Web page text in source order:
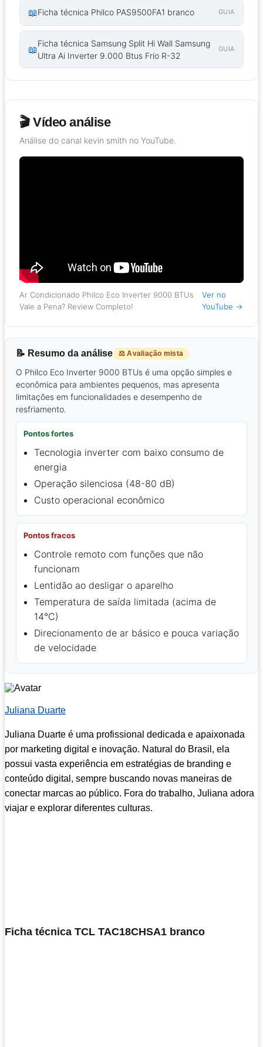
📖Ficha técnica Philco PAS9500FA1 branco GUIA
📖
Ficha técnica Samsung Split Hi Wall Samsung
Ultra Ai Inverter 9.000 Btus Frio R-32
GUIA
🎬 Vídeo análise
Análise do canal kevin smith no YouTube.
Ar Condicionado Philco Eco Inverter 9000 BTUs
Vale a Pena? Review Completo!
Ver no
YouTube →
📝 Resumo da análise ⚖️ Avaliação mista
O Philco Eco Inverter 9000 BTUs é uma opção simples e
econômica para ambientes pequenos, mas apresenta
limitações em funcionalidades e desempenho de
resfriamento.
Pontos fortes
Tecnologia inverter com baixo consumo de
energia
Operação silenciosa (48-80 dB)
Custo operacional econômico
Pontos fracos
Controle remoto com funções que não
funcionam
Lentidão ao desligar o aparelho
Temperatura de saída limitada (acima de
14°C)
Direcionamento de ar básico e pouca variação
de velocidade
Juliana Duarte
Juliana Duarte é uma profissional dedicada e apaixonada
por marketing digital e inovação. Natural do Brasil, ela
possui vasta experiência em estratégias de branding e
conteúdo digital, sempre buscando novas maneiras de
conectar marcas ao público. Fora do trabalho, Juliana adora
viajar e explorar diferentes culturas.
Ficha técnica TCL TAC18CHSA1 branco